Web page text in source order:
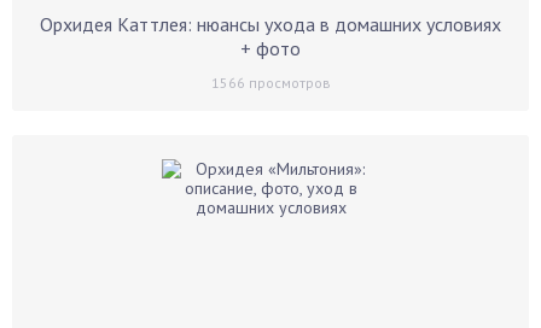
Орхидея Каттлея: нюансы ухода в домашних условиях
+ фото
1566 просмотров